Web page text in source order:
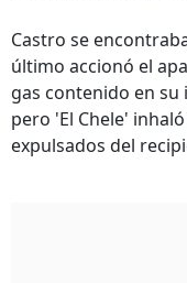
Castro se
último accionó el
gas contenido en
pero 'El Chele'
expulsados del